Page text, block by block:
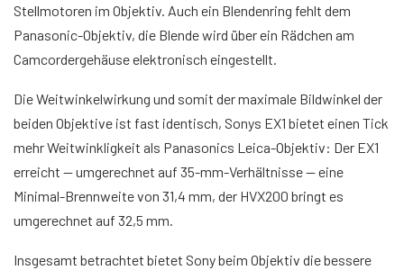
Stellmotoren im Objektiv. Auch ein Blendenring fehlt dem
Panasonic-Objektiv, die Blende wird über ein Rädchen am
Camcordergehäuse elektronisch eingestellt.
Die Weitwinkelwirkung und somit der maximale Bildwinkel der
beiden Objektive ist fast identisch, Sonys EX1 bietet einen Tick
mehr Weitwinkligkeit als Panasonics Leica-Objektiv: Der EX1
erreicht — umgerechnet auf 35-mm-Verhältnisse — eine
Minimal-Brennweite von 31,4 mm, der HVX200 bringt es
umgerechnet auf 32,5 mm.
Insgesamt betrachtet bietet Sony beim Objektiv die bessere